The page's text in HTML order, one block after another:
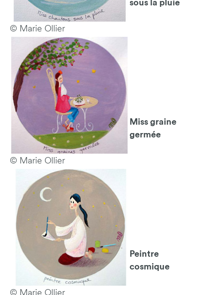
sous la pluie
© Marie Ollier
Miss graine
germée
© Marie Ollier
Peintre
cosmique